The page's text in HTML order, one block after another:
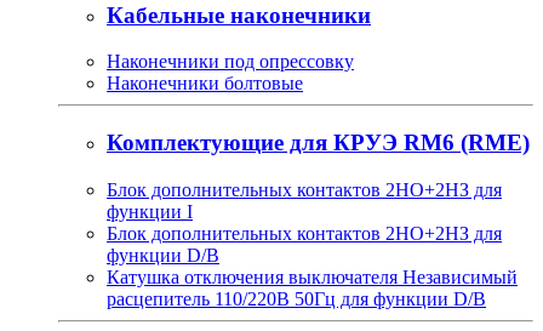
Кабельные наконечники
Наконечники под опрессовку
Наконечники болтовые
Комплектующие для КРУЭ RM6 (RME)
Блок дополнительных контактов 2НО+2НЗ для
функции I
Блок дополнительных контактов 2НО+2НЗ для
функции D/B
Катушка отключения выключателя Независимый
расцепитель 110/220В 50Гц для функции D/B